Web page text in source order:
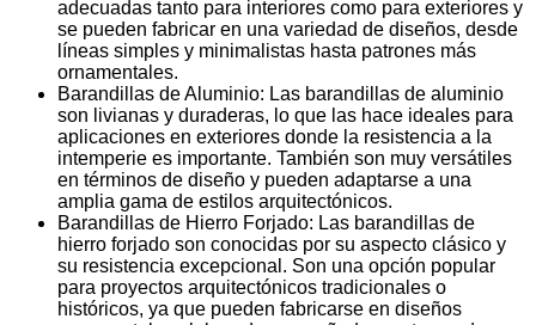
adecuadas tanto para interiores como para exteriores y
se pueden fabricar en una variedad de diseños, desde
líneas simples y minimalistas hasta patrones más
ornamentales.
Barandillas de Aluminio: Las barandillas de aluminio
son livianas y duraderas, lo que las hace ideales para
aplicaciones en exteriores donde la resistencia a la
intemperie es importante. También son muy versátiles
en términos de diseño y pueden adaptarse a una
amplia gama de estilos arquitectónicos.
Barandillas de Hierro Forjado: Las barandillas de
hierro forjado son conocidas por su aspecto clásico y
su resistencia excepcional. Son una opción popular
para proyectos arquitectónicos tradicionales o
históricos, ya que pueden fabricarse en diseños